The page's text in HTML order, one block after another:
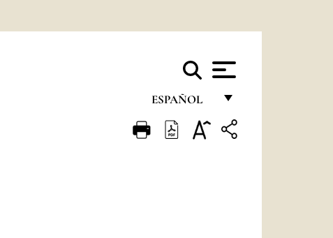
ESPAÑOL
FRANÇAIS